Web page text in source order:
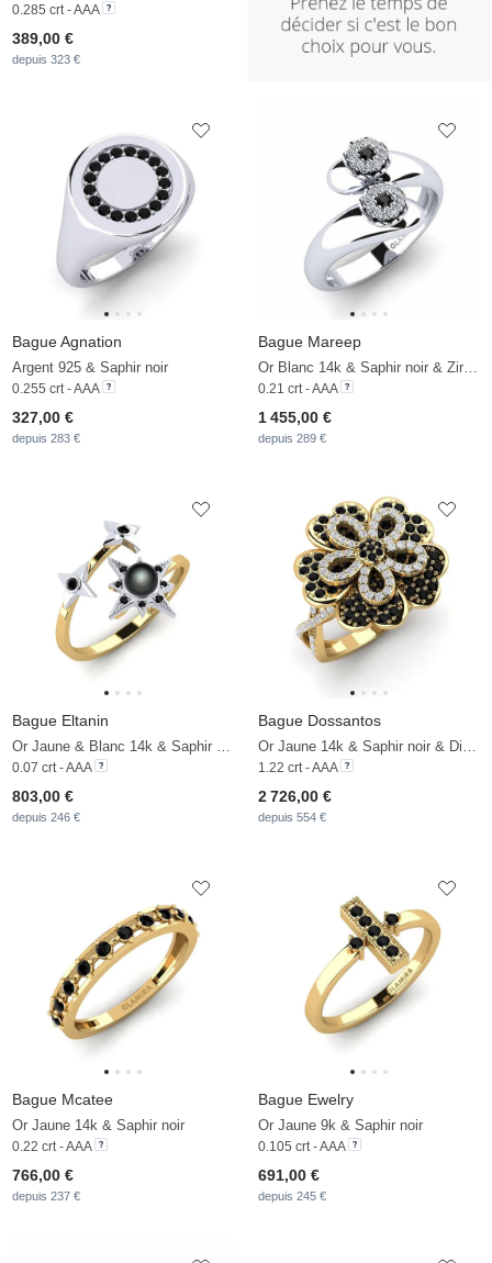
0.285 crt - AAA
389,00 €
depuis 323 €
Bague Agnation
Argent 925 & Saphir noir
0.255 crt - AAA
327,00 €
depuis 283 €
Bague Mareep
0.21 crt - AAA
1 455,00 €
depuis 289 €
Bague Eltanin
0.07 crt - AAA
803,00 €
depuis 246 €
Bague Dossantos
1.22 crt - AAA
2 726,00 €
depuis 554 €
Bague Mcatee
Or Jaune 14k & Saphir noir
0.22 crt - AAA
766,00 €
depuis 237 €
Bague Ewelry
Or Jaune 9k & Saphir noir
0.105 crt - AAA
691,00 €
depuis 245 €